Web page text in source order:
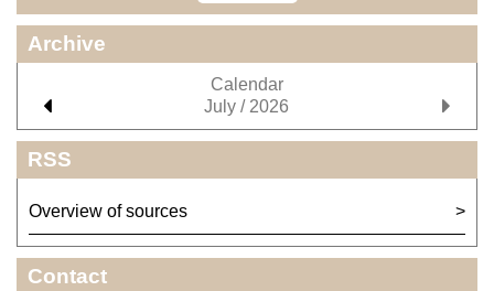
Archive
Calendar
July / 2026
RSS
Overview of sources
Contact